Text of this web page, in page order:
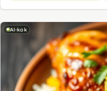
AI-kok